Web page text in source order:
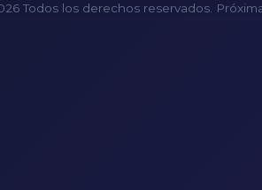
Todos los derechos reservados.